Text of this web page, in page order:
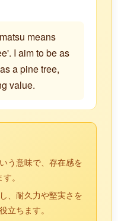
means
I aim to be as
a pine tree,
value.
う意味で、存在感を
。
、耐久力や堅実さを
立ちます。